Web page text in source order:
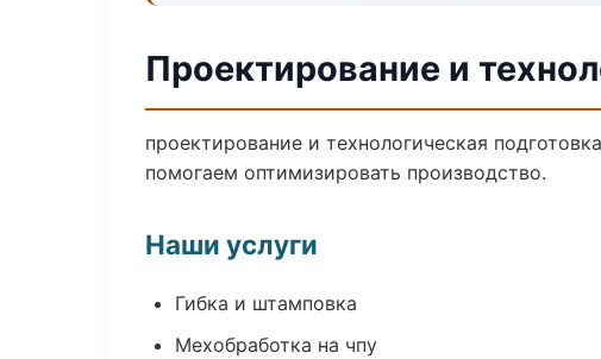
Проектирование и
проектирование и технологическая
помогаем оптимизировать производство.
Наши услуги
Гибка и штамповка
Мехобработка на чпу